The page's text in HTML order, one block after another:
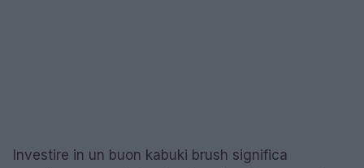
Investire in un buon kabuki brush significa